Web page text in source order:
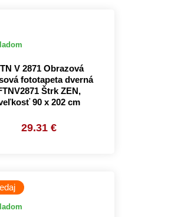
V 2871 Obrazová
fototapeta dverná
Štrk ZEN,
90 x 202 cm
29.31 €